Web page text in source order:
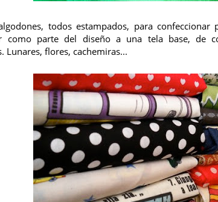
todos estampados, para
como parte del diseño a una tela base, de
Lunares, flores, cachemiras...